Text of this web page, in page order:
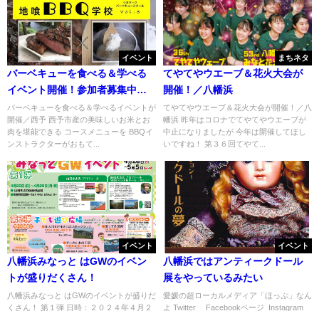
イベント
バーベキューを食べる＆学べる
イベント開催！参加者募集中／
西予
バーベキューを食べる＆学べるイベントが
開催／西予 西予市産の美味しいお米とお
肉を堪能できる コースメニューを BBQイ
ンストラクターがおもて...
まちネタ
てやてやウエーブ＆花火大会が
開催！／八幡浜
てやてやウエーブ＆花火大会が開催！／八
幡浜 昨年はコロナでてやてやウエーブが
中止になりましたが 今年は開催してほし
いですね！ 第３６回てやて...
イベント
八幡浜みなっと はGWのイベン
トが盛りだくさん！
八幡浜みなっと はGWのイベントが盛りだ
くさん！ 第１弾 日時：２０２４年４月２
イベント
八幡浜ではアンティークドール
展をやっているみたい
愛媛の超ローカルメディア「ほっぷ」なん
よ Twitter Facebookページ Instagram